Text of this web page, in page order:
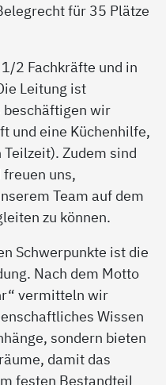
für 35 Plätze
2 Fachkräfte und in
Leitung ist
wir
und eine Küchenhilfe,
Zudem sind
uns,
Team auf dem
zu können.
Schwerpunkte ist die
Nach dem Motto
vermitteln wir
Wissen
sondern bieten
damit das
festen Bestandteil